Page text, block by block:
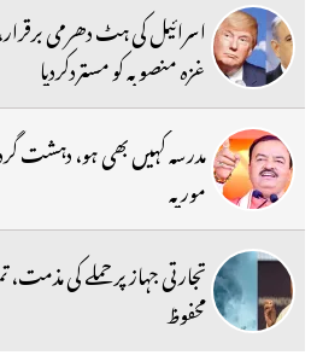
اسرائیل کی ہٹ دھرمی
غزہ منصوبہ کو مستردکردیا
مدرسہ کہیں بھی ہو، دہشت
موریہ
محفوظ